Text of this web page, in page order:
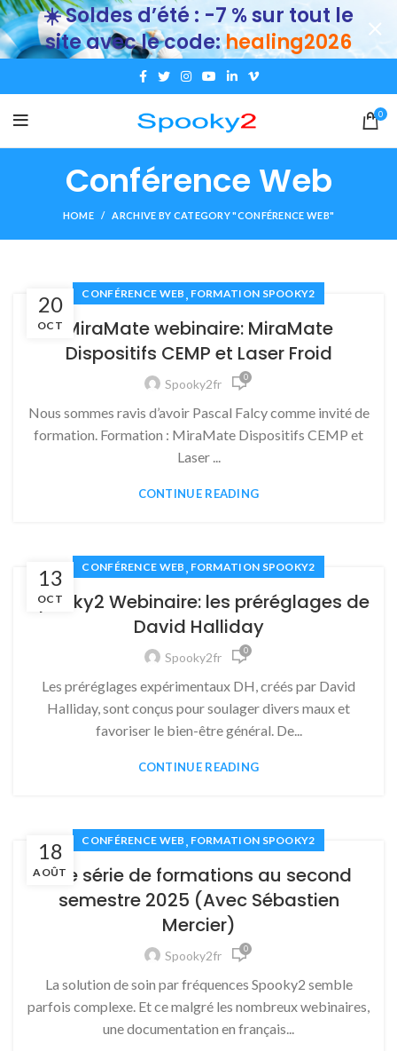
0
Conférence Web
HOME ARCHIVE BY CATEGORY "CONFÉRENCE WEB"
20
OCT
CONFÉRENCE WEB , FORMATION SPOOKY2
MiraMate webinaire: MiraMate
Dispositifs CEMP et Laser Froid
Spooky2fr 0
Nous sommes ravis d’avoir Pascal Falcy comme invité de
formation. Formation : MiraMate Dispositifs CEMP et
Laser ...
CONTINUE READING
13
OCT
CONFÉRENCE WEB , FORMATION SPOOKY2
Spooky2 Webinaire: les préréglages de
David Halliday
Spooky2fr 0
Les préréglages expérimentaux DH, créés par David
Halliday, sont conçus pour soulager divers maux et
favoriser le bien-être général. De...
CONTINUE READING
18
AOÛT
CONFÉRENCE WEB , FORMATION SPOOKY2
Une série de formations au second
semestre 2025 (Avec Sébastien
Mercier)
Spooky2fr 0
La solution de soin par fréquences Spooky2 semble
parfois complexe. Et ce malgré les nombreux webinaires,
une documentation en français...
☀️ Soldes d’été : -7 % sur tout le
site avec le code:healing2026